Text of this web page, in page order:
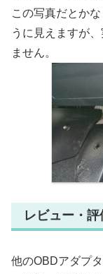
この写真だとか
うに見えますが
ません。
レビュー・評
他のOBDアダプ